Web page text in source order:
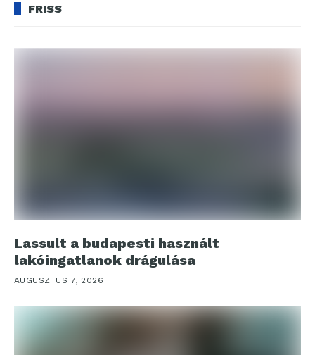
FRISS
Lassult a budapesti használt
lakóingatlanok drágulása
AUGUSZTUS 7, 2026